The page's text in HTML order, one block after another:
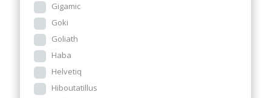
Gigamic
Goki
Goliath
Haba
Helvetiq
Hiboutatillus